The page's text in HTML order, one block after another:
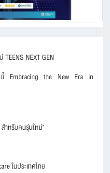
NEXT GEN
วันนี้ Embracing the New Era in
ำหรับคนรุ่นใหม่"
ในประเทศไทย